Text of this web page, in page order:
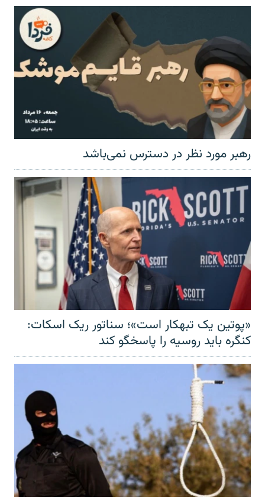
رهبر مورد نظر در دسترس نمی‌باشد
«پوتین یک تبهکار است»؛ سناتور ریک اسکات:
کنگره باید روسیه را پاسخگو کند